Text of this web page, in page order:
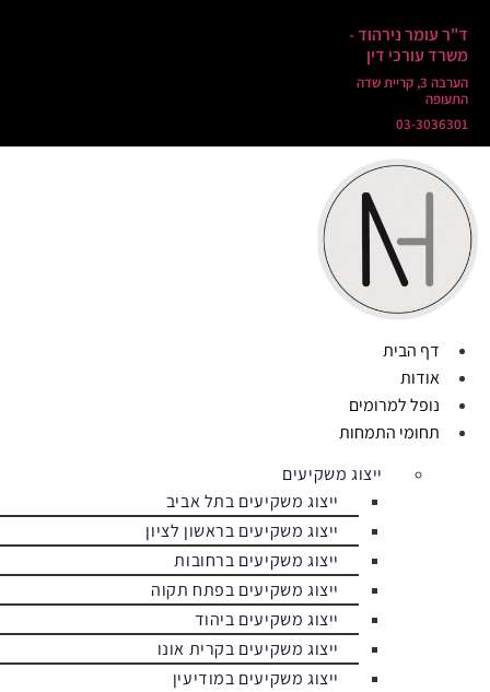
ד"ר עומר נירהוד -
משרד עורכי דין
הערבה 3, קריית שדה
התעופה
03-3036301
דף הבית
אודות
נופל למרומים
תחומי התמחות
ייצוג משקיעים
ייצוג משקיעים בתל אביב
ייצוג משקיעים בראשון לציון
ייצוג משקיעים ברחובות
ייצוג משקיעים בפתח תקוה
ייצוג משקיעים ביהוד
ייצוג משקיעים בקרית אונו
ייצוג משקיעים במודיעין